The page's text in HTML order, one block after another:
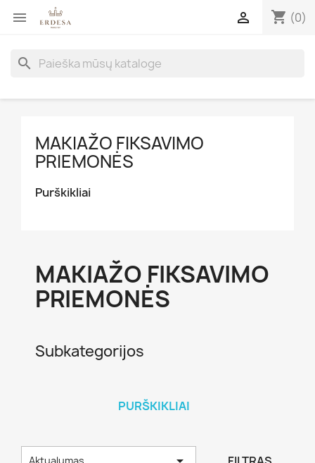
 shopping_cart (0)

search
MAKIAŽO FIKSAVIMO
PRIEMONĖS
Purškikliai
MAKIAŽO FIKSAVIMO
PRIEMONĖS
Subkategorijos
PURŠKIKLIAI
Aktualumas